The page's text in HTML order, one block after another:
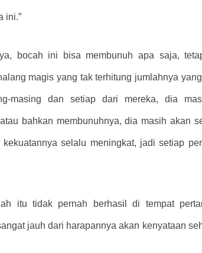
ini.”
bocah ini bisa membunuh apa saja,
magis yang tak terhitung jumlahnya
masing dan setiap dari mereka, dia
bahkan membunuhnya, dia masih akan
selalu meningkat, jadi setiap
itu tidak pernah berhasil di tempat
jauh dari harapannya akan kenyataan